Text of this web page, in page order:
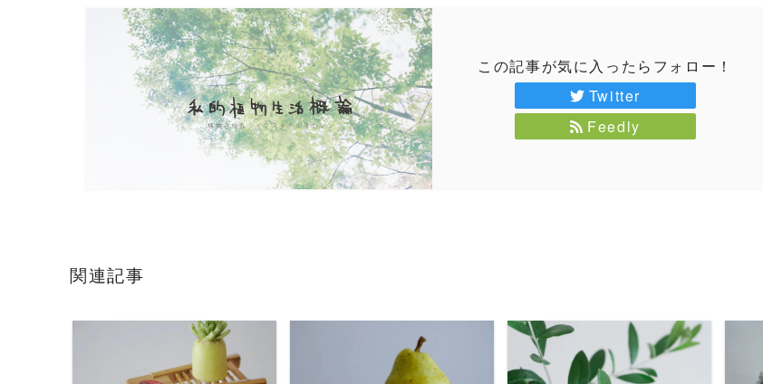
この記事が気に入ったらフォロー！
Twitter
Feedly
関連記事
READ MORE READ MORE READ MORE